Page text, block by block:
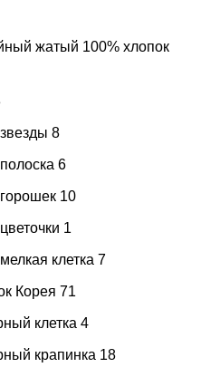
жатый 100% хлопок
8
6
10
1
клетка 7
Корея 71
клетка 4
крапинка 18